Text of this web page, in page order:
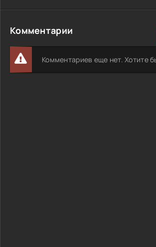
Комментарии
Комментариев еще нет. Хотите